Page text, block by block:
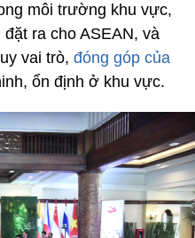
môi trường khu vực,
ra cho ASEAN, và
vai trò, đóng góp của
ổn định ở khu vực.